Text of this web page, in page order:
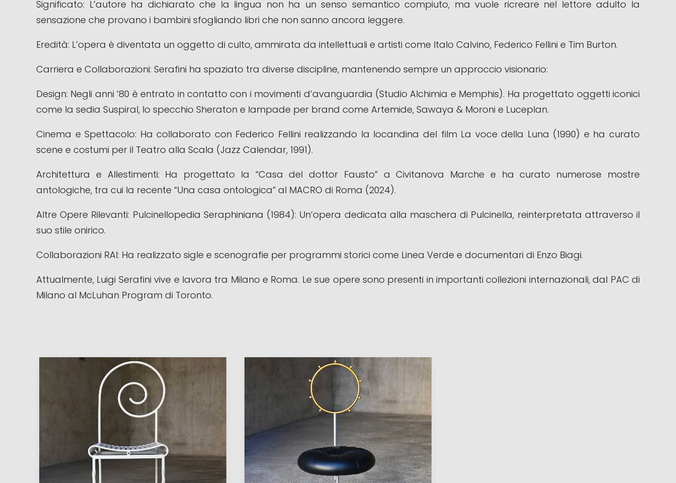
Significato: L’autore ha dichiarato che la lingua non ha un senso semantico compiuto, ma vuole ricreare nel lettore adulto la
sensazione che provano i bambini sfogliando libri che non sanno ancora leggere.
Eredità: L’opera è diventata un oggetto di culto, ammirata da intellettuali e artisti come Italo Calvino, Federico Fellini e Tim Burton.
Carriera e Collaborazioni: Serafini ha spaziato tra diverse discipline, mantenendo sempre un approccio visionario:
Design: Negli anni ’80 è entrato in contatto con i movimenti d’avanguardia (Studio Alchimia e Memphis). Ha progettato oggetti iconici
come la sedia Suspiral, lo specchio Sheraton e lampade per brand come Artemide, Sawaya & Moroni e Luceplan.
Cinema e Spettacolo: Ha collaborato con Federico Fellini realizzando la locandina del film La voce della Luna (1990) e ha curato
scene e costumi per il Teatro alla Scala (Jazz Calendar, 1991).
Architettura e Allestimenti: Ha progettato la “Casa del dottor Fausto” a Civitanova Marche e ha curato numerose mostre
antologiche, tra cui la recente “Una casa ontologica” al MACRO di Roma (2024).
Altre Opere Rilevanti: Pulcinellopedia Seraphiniana (1984): Un’opera dedicata alla maschera di Pulcinella, reinterpretata attraverso il
suo stile onirico.
Collaborazioni RAI: Ha realizzato sigle e scenografie per programmi storici come Linea Verde e documentari di Enzo Biagi.
Attualmente, Luigi Serafini vive e lavora tra Milano e Roma. Le sue opere sono presenti in importanti collezioni internazionali, dal PAC di
Milano al McLuhan Program di Toronto.